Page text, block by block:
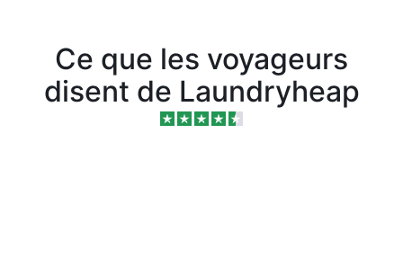
Ce que les voyageurs
disent de Laundryheap